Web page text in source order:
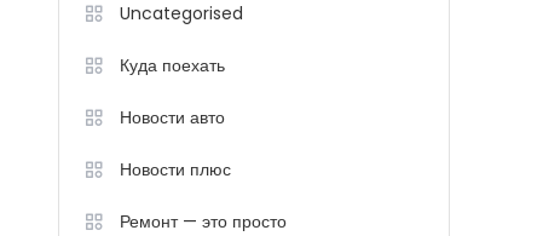
Uncategorised
Куда поехать
Новости авто
Новости плюс
Ремонт — это просто